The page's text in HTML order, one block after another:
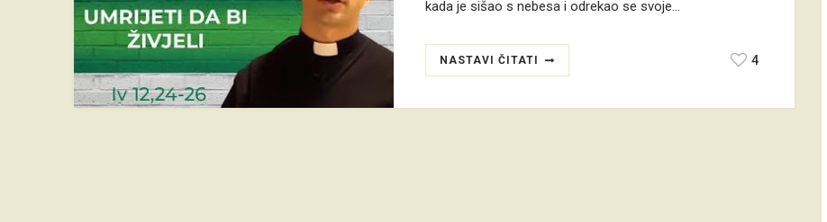
kada je sišao s nebesa i odrekao se svoje…
NASTAVI ČITATI 4